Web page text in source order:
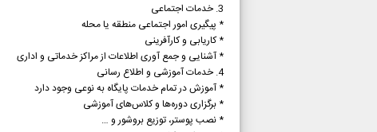
3. خدمات اجتماعی
* پیگیری امور اجتماعی منطقه یا محله
* کاریابی و کارآفرینی
* آشنایی و جمع آوری اطلاعات از مراکز خدماتی و اداری
4. خدمات آموزشی و اطلاع رسانی
* آموزش در تمام خدمات پایگاه به نوعی وجود دارد
* برگزاری دوره‌ها و کلاس‌های آموزشی
* نصب پوستر، توزیع بروشور و …